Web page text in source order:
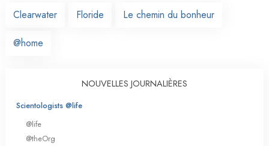
Clearwater
Floride Le chemin du bonheur
@home
NOUVELLES JOURNALIÈRES
Scientologists @life
@life
@theOrg